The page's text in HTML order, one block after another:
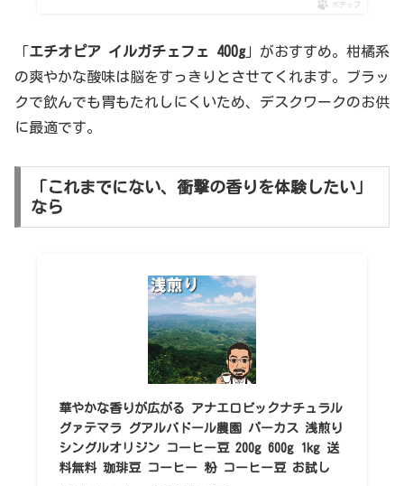
ポチップ
「エチオピア イルガチェフェ 400g」がおすすめ。柑橘系
の爽やかな酸味は脳をすっきりとさせてくれます。ブラッ
クで飲んでも胃もたれしにくいため、デスクワークのお供
に最適です。
「これまでにない、衝撃の香りを体験したい」
なら
華やかな香りが広がる アナエロビックナチュラル
グァテマラ グアルバドール農園 パーカス 浅煎り
シングルオリジン コーヒー豆 200g 600g 1kg 送
料無料 珈琲豆 コーヒー 粉 コーヒー豆 お試し